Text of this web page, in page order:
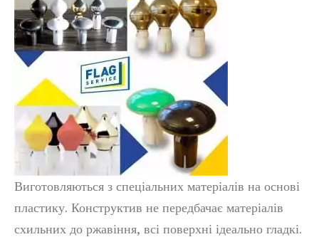
Виготовляються з спеціальних матеріалів на основі
пластику. Конструктив не передбачає матеріалів
схильних до ржавіння, всі поверхні ідеально гладкі.